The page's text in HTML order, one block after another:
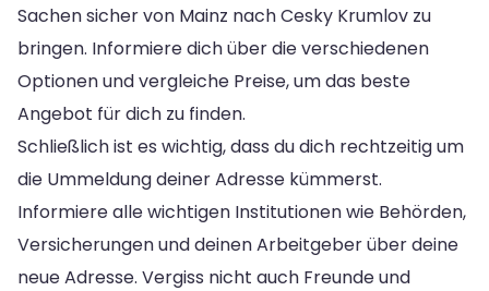
Sachen sicher von Mainz nach Cesky Krumlov zu
bringen. Informiere dich über die verschiedenen
Optionen und vergleiche Preise, um das beste
Angebot für dich zu finden.
Schließlich ist es wichtig, dass du dich rechtzeitig um
die Ummeldung deiner Adresse kümmerst.
Informiere alle wichtigen Institutionen wie Behörden,
Versicherungen und deinen Arbeitgeber über deine
neue Adresse. Vergiss nicht auch Freunde und